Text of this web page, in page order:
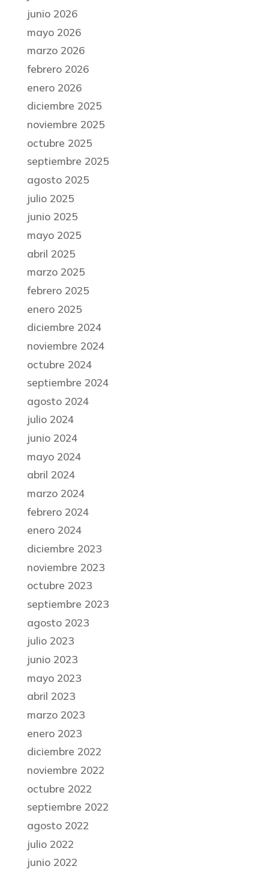
junio 2026
mayo 2026
marzo 2026
febrero 2026
enero 2026
diciembre 2025
noviembre 2025
octubre 2025
septiembre 2025
agosto 2025
julio 2025
junio 2025
mayo 2025
abril 2025
marzo 2025
febrero 2025
enero 2025
diciembre 2024
noviembre 2024
octubre 2024
septiembre 2024
agosto 2024
julio 2024
junio 2024
mayo 2024
abril 2024
marzo 2024
febrero 2024
enero 2024
diciembre 2023
noviembre 2023
octubre 2023
septiembre 2023
agosto 2023
julio 2023
junio 2023
mayo 2023
abril 2023
marzo 2023
enero 2023
diciembre 2022
noviembre 2022
octubre 2022
septiembre 2022
agosto 2022
julio 2022
junio 2022